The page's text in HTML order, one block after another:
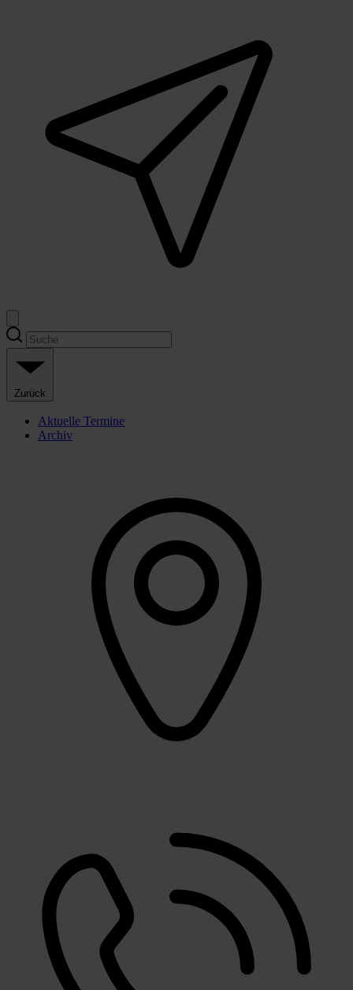
Zurück
Aktuelle Termine
Archiv